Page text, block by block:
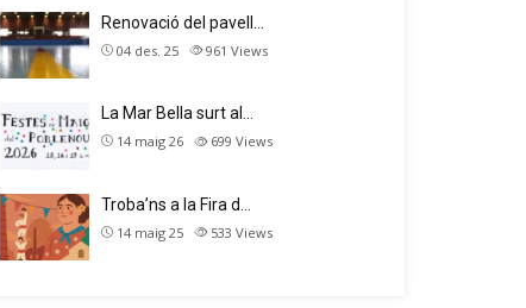
Renovació del pavell…
04 des. 25 961 Views
La Mar Bella surt al…
14 maig 26 699 Views
Troba’ns a la Fira d…
14 maig 25 533 Views